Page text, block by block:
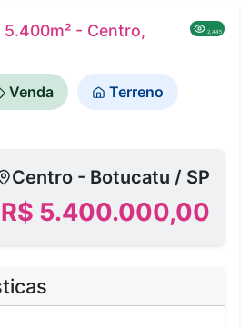
5.400m² - Centro,
2,445
Venda Terreno
Centro - Botucatu / SP
R$ 5.400.000,00